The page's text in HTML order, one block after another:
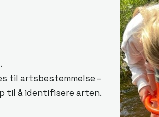
til artsbestemmelse –
til å identifisere arten.